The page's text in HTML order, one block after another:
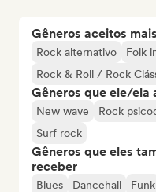
Gêneros aceitos
Rock alternativo Folk
Rock & Roll / Rock
Gêneros que ele/ela
New wave Rock
Surf rock
Gêneros que eles
receber
Blues Dancehall Funk